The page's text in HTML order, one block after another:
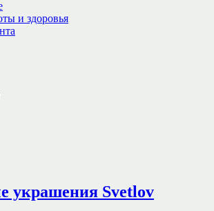
и здоровья
украшения Svetlov